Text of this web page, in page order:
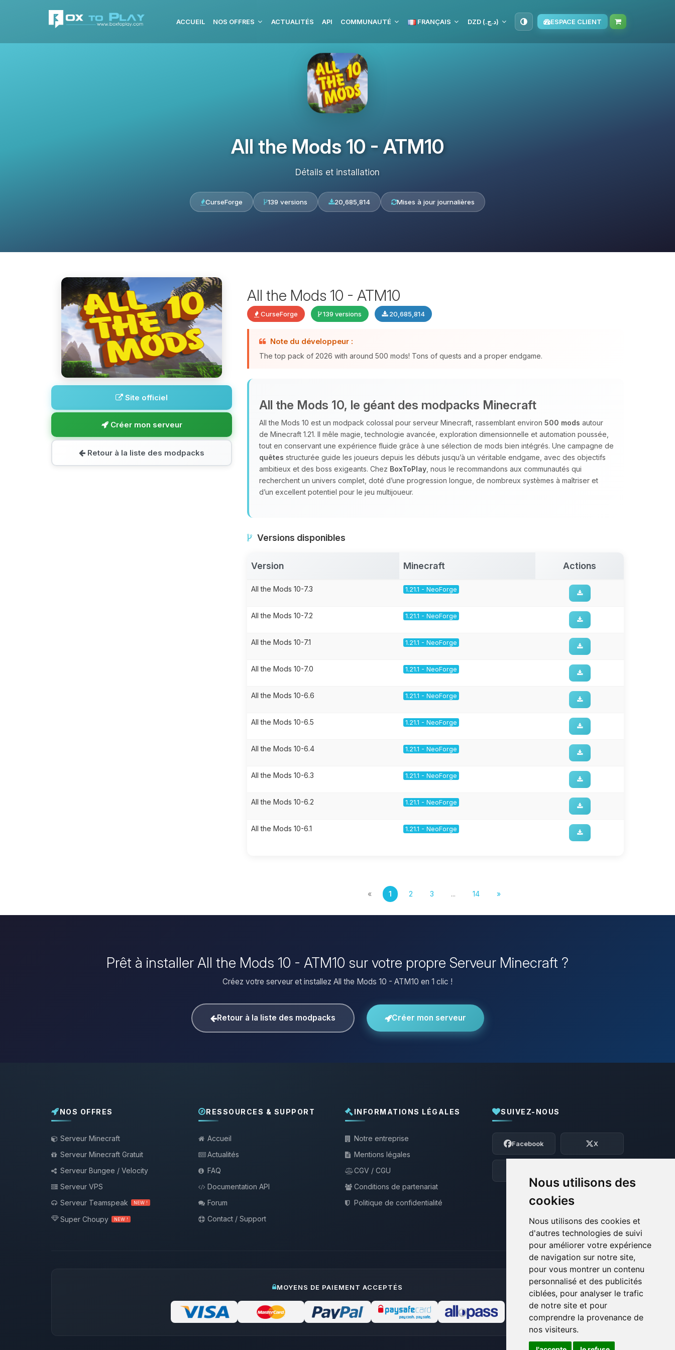
Nous utilisons des
cookies
Nous utilisons des cookies et
d'autres technologies de suivi
pour améliorer votre expérience
de navigation sur notre site,
pour vous montrer un contenu
personnalisé et des publicités
ciblées, pour analyser le trafic
de notre site et pour
comprendre la provenance de
nos visiteurs.
ACCUEIL NOS OFFRES ACTUALITÉS API COMMUNAUTÉ FRANÇAIS DZD (د.ج.‏) ESPACE CLIENT
All the Mods 10 - ATM10
Détails et installation
CurseForge 139 versions 20,685,814 Mises à jour journalières
Site officiel
Créer mon serveur
Retour à la liste des modpacks
All the Mods 10 - ATM10
CurseForge 139 versions 20,685,814
Note du développeur :
The top pack of 2026 with around 500 mods! Tons of quests and a proper endgame.
All the Mods 10, le géant des modpacks Minecraft
All the Mods 10 est un modpack colossal pour serveur Minecraft, rassemblant environ 500 mods autour
de Minecraft 1.21. Il mêle magie, technologie avancée, exploration dimensionnelle et automation poussée,
tout en conservant une expérience fluide grâce à une sélection de mods bien intégrés. Une campagne de
quêtes structurée guide les joueurs depuis les débuts jusqu’à un véritable endgame, avec des objectifs
ambitieux et des boss exigeants. Chez BoxToPlay , nous le recommandons aux communautés qui
recherchent un univers complet, doté d’une progression longue, de nombreux systèmes à maîtriser et
d’un excellent potentiel pour le jeu multijoueur.
Versions disponibles
Version Minecraft Actions
All the Mods 10-7.3 1.21.1 - NeoForge
All the Mods 10-7.2 1.21.1 - NeoForge
All the Mods 10-7.1 1.21.1 - NeoForge
All the Mods 10-7.0 1.21.1 - NeoForge
All the Mods 10-6.6 1.21.1 - NeoForge
All the Mods 10-6.5 1.21.1 - NeoForge
All the Mods 10-6.4 1.21.1 - NeoForge
All the Mods 10-6.3 1.21.1 - NeoForge
All the Mods 10-6.2 1.21.1 - NeoForge
All the Mods 10-6.1 1.21.1 - NeoForge
« 1 2 3 ... 14 »
Prêt à installer All the Mods 10 - ATM10 sur votre propre Serveur Minecraft ?
Créez votre serveur et installez All the Mods 10 - ATM10 en 1 clic !
Retour à la liste des modpacks Créer mon serveur
NOS OFFRES
Serveur Minecraft
Serveur Minecraft Gratuit
Serveur Bungee / Velocity
Serveur VPS
Serveur Teamspeak
NEW !
Super Choupy NEW !
RESSOURCES & SUPPORT
Accueil
Actualités
FAQ
Documentation API
Forum
Contact / Support
INFORMATIONS LÉGALES
Notre entreprise
Mentions légales
CGV / CGU
Conditions de partenariat
Politique de confidentialité
SUIVEZ-NOUS
Facebook X
MOYENS DE PAIEMENT ACCEPTÉS
Youpi, enfin quelqu’un pour me parler !
Moi c’est Choupy, ton petit assistant
BoxToPlay. Dis-moi ce dont tu as besoin
et je vais remuer mes petits circuits
06/08/2026 à 16:04